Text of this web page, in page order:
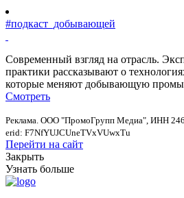
#подкаст_добывающей
Современный взгляд на отрасль.
практики рассказывают о
которые меняют добывающую
Смотреть
Реклама. ООО "ПромоГрупп Медиа", ИНН
erid: F7NfYUJCUneTVxVUwxTu
Перейти на сайт
Закрыть
Узнать больше